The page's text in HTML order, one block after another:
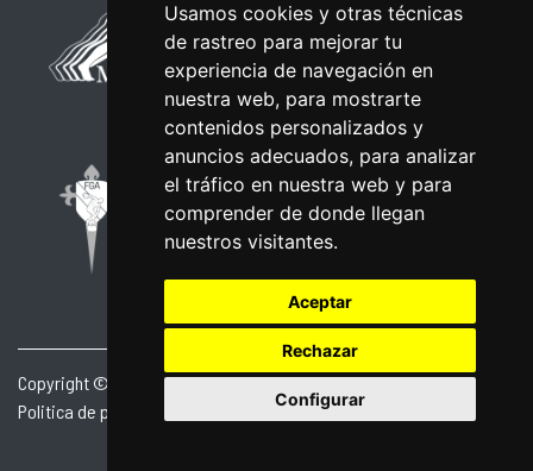
Usamos cookies y otras técnicas
de rastreo para mejorar tu
experiencia de navegación en
nuestra web, para mostrarte
contenidos personalizados y
anuncios adecuados, para analizar
el tráfico en nuestra web y para
comprender de donde llegan
nuestros visitantes.
Aceptar
Rechazar
Configurar
Copyright © 2026 | Powered byCCNorte Desarrollo|Nota legal
Politica de privacidade